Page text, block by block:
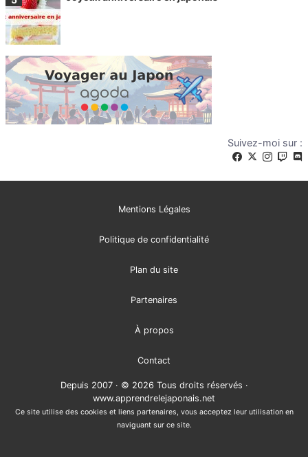
Suivez-moi sur :
Mentions Légales
Politique de confidentialité
Plan du site
Partenaires
À propos
Contact
Depuis 2007 · © 2026 Tous droits réservés ·
www.apprendrelejaponais.net
Ce site utilise des cookies et liens partenaires, vous acceptez leur utilisation en
naviguant sur ce site.